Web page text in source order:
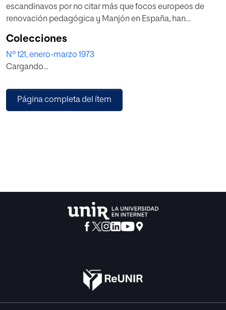
escandinavos por no citar más que focos europeos de
renovación pedagógica y Manjón en España, han
alumno para lograr los objetivos de aprendizaje que se
refieran a cada edad y a cada caso. Sin embargo, todavía
los padres aspiran primordialmente a que sus hijos
Especial aún, el programa escolar prima sobre los
enfoques de la educación práctica y la adaptación social.
Colecciones
Nº 121, enero-marzo 1973
Cargando...
Página completa del ítem